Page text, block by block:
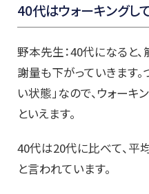
40代はウォーキングし
野本先生：40代になると
謝量も下がっていきます
い状態」なので、ウォー
といえます。
40代は20代に比べて、平
と言われています。